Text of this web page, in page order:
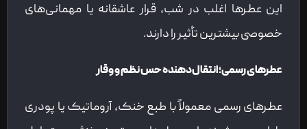
این عطرها اغلب در شب‌، قرار عاشقانه یا مهمانی‌های
خصوصی بیشترین تأثیر را دارند.
عطرهای رسمی؛ انتقال‌دهنده حس نظم و وقار
عطرهای رسمی معمولاً با طبع خنک، آروماتیک یا پودری